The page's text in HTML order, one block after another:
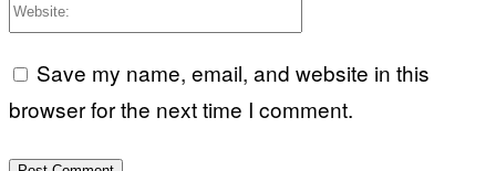
Save my name, email, and website in this
browser for the next time I comment.